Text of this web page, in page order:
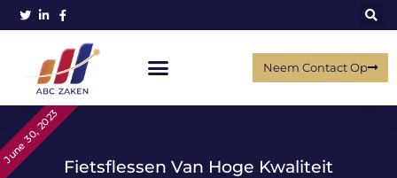
Neem Contact Op
Fietsflessen Van Hoge Kwaliteit
June 30, 2023